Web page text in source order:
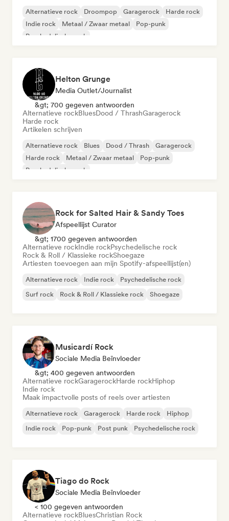
Alternatieve rock Droompop Garagerock
Harde rock
Indie rock
Metaal / Zwaar metaal
Pop-punk
Psychedelische rock
Helton Grunge
Media Outlet/Journalist
&gt; 700 gegeven antwoorden
Alternatieve rockBluesDood / ThrashGaragerock
Harde rock
Artikelen schrijven
Alternatieve rock Blues Dood / Thrash
Garagerock
Harde rock
Metaal / Zwaar metaal
Pop-punk
Psychedelische rock
Rock for Salted Hair & Sandy Toes
Afspeellijst Curator
&gt; 1700 gegeven antwoorden
Alternatieve rockIndie rockPsychedelische rock
Rock & Roll / Klassieke rockShoegaze
Artiesten toevoegen aan mijn Spotify-afspeellijst(en)
Alternatieve rock Indie rock
Psychedelische rock
Surf rock
Rock & Roll / Klassieke rock Shoegaze
Musicardí Rock
Sociale Media Beïnvloeder
&gt; 400 gegeven antwoorden
Alternatieve rockGaragerockHarde rockHiphop
Indie rock
Maak impactvolle posts of reels over artiesten
Alternatieve rock Garagerock Harde rock
Hiphop
Indie rock
Pop-punk Post punk Psychedelische rock
Tiago do Rock
Sociale Media Beïnvloeder
< 100 gegeven antwoorden
Alternatieve rockBluesChristian Rock